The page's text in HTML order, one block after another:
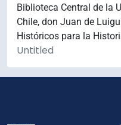
Biblioteca Central de la
Chile, don Juan de
Históricos para la
Untitled